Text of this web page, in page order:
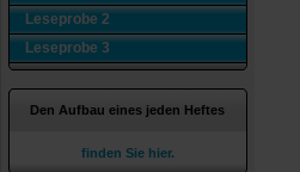
Leseprobe 2
Leseprobe 3
Den Aufbau eines jeden Heftes
finden Sie hier.